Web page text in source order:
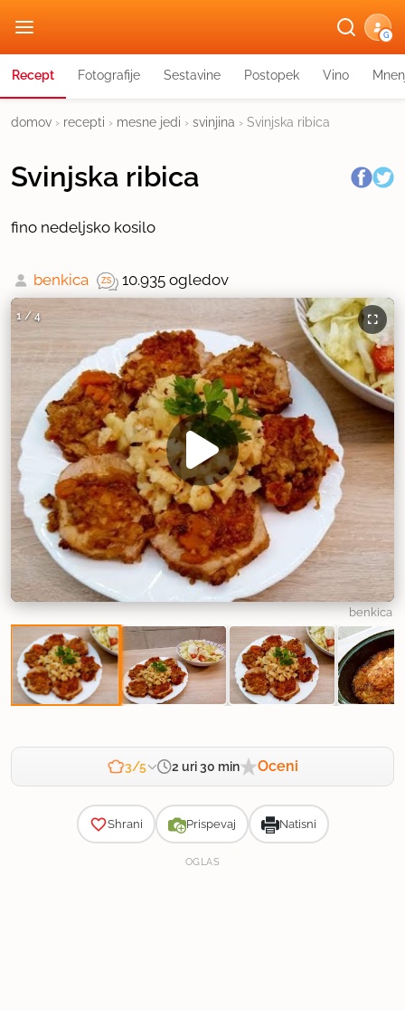
G
Recept Fotografije Sestavine Postopek Vino
domov › recepti › mesne jedi › svinjina › Svinjska ribica
Svinjska ribica
fino nedeljsko kosilo
benkica 10.935 ogledov
1 /4
benkica
3/5 2 uri 30 min Oceni
Shrani Prispevaj Natisni
OGLAS